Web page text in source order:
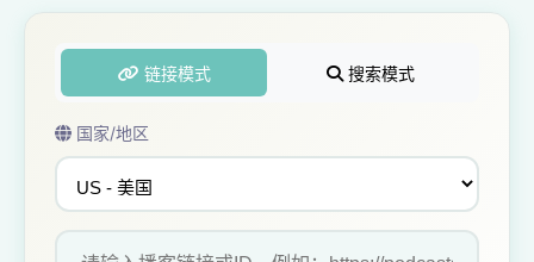
链接模式 搜索模式
国家/地区